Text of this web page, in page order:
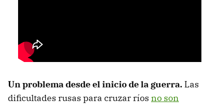
Un problema desde el inicio de la guerra. Las
dificultades rusas para cruzar ríos no son